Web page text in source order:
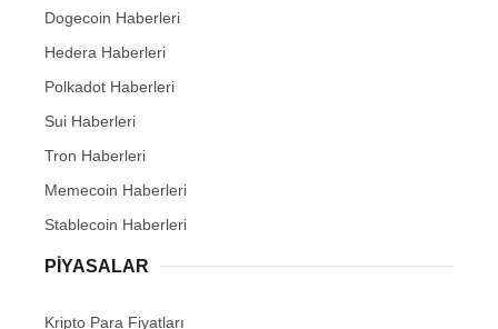
Dogecoin Haberleri
Hedera Haberleri
Polkadot Haberleri
Sui Haberleri
Tron Haberleri
Memecoin Haberleri
Stablecoin Haberleri
PIYASALAR
Kripto Para Fiyatları